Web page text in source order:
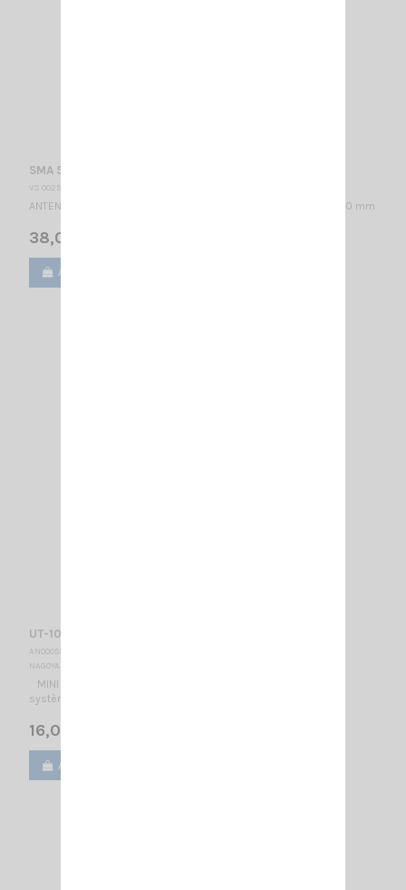
SMA 55-550 S + FME SIRIO
VS 002570
ANTENNE MOBILE 55…300 MHz réglable / Montage S / 1/4λ / 1360 mm
38,00 €
Ajouter au panier
UT-102 UV NAGOYA
AN000555
NAGOYA
MINI ANTENNE MAG UHF/VHF NAGOYA - compatible avec les
systèmes de recherche de chiens
16,00 €
Ajouter au panier